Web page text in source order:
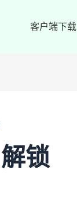
客户端下载
锁